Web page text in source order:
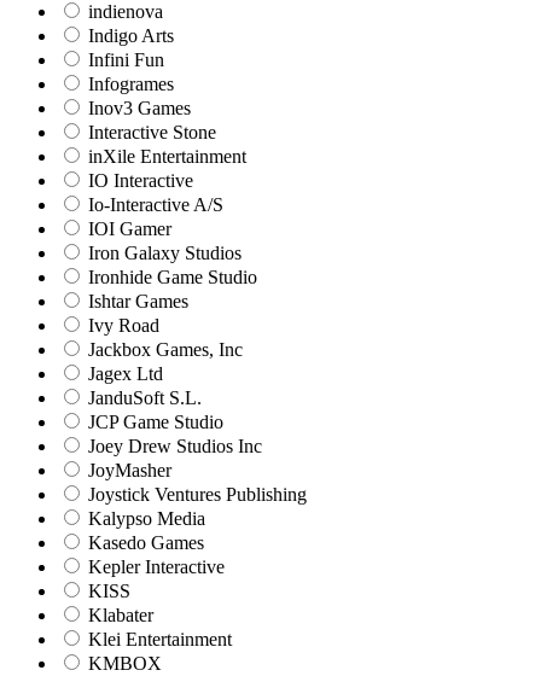
indienova
Indigo Arts
Infini Fun
Infogrames
Inov3 Games
Interactive Stone
inXile Entertainment
IO Interactive
Io-Interactive A/S
IOI Gamer
Iron Galaxy Studios
Ironhide Game Studio
Ishtar Games
Ivy Road
Jackbox Games, Inc
Jagex Ltd
JanduSoft S.L.
JCP Game Studio
Joey Drew Studios Inc
JoyMasher
Joystick Ventures Publishing
Kalypso Media
Kasedo Games
Kepler Interactive
KISS
Klabater
Klei Entertainment
KMBOX